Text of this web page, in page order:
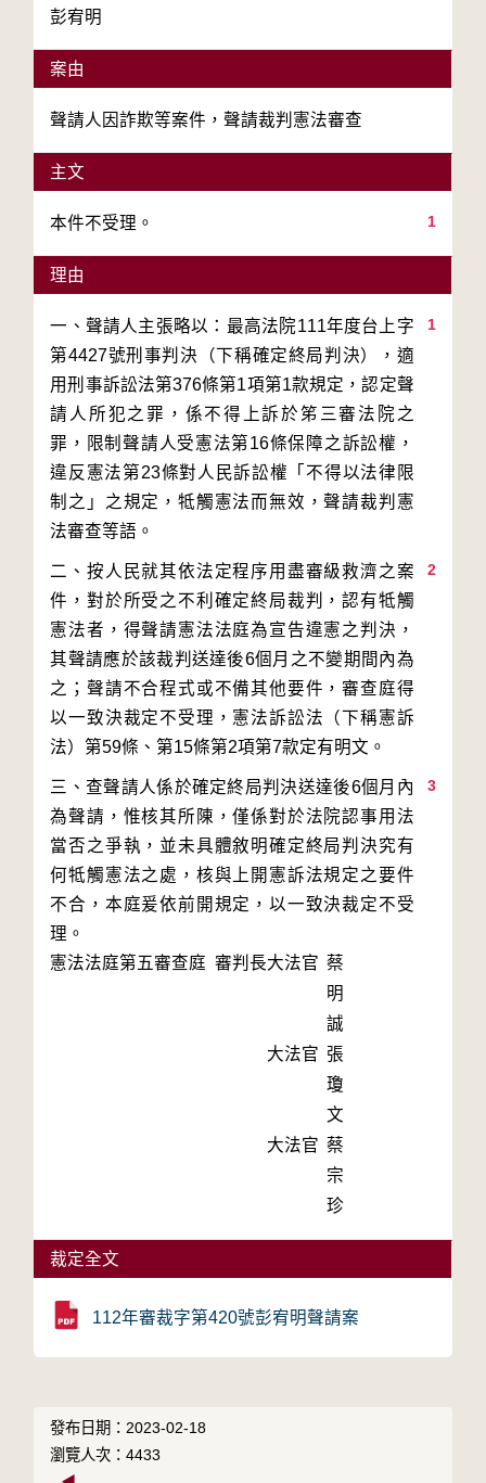
彭宥明
案由
聲請人因詐欺等案件，聲請裁判憲法審查
主文
1
本件不受理。
理由
1
一、聲請人主張略以：最高法院111年度台上字
第4427號刑事判決（下稱確定終局判決），適
用刑事訴訟法第376條第1項第1款規定，認定聲
請人所犯之罪，係不得上訴於笫三審法院之
罪，限制聲請人受憲法第16條保障之訴訟權，
違反憲法第23條對人民訴訟權「不得以法律限
制之」之規定，牴觸憲法而無效，聲請裁判憲
2
二、按人民就其依法定程序用盡審級救濟之案
件，對於所受之不利確定終局裁判，認有牴觸
憲法者，得聲請憲法法庭為宣告違憲之判決，
其聲請應於該裁判送達後6個月之不變期間內為
之；聲請不合程式或不備其他要件，審查庭得
以一致決裁定不受理，憲法訴訟法（下稱憲訴
3
三、查聲請人係於確定終局判決送達後6個月內
為聲請，惟核其所陳，僅係對於法院認事用法
當否之爭執，並未具體敘明確定終局判決究有
何牴觸憲法之處，核與上開憲訴法規定之要件
不合，本庭爰依前開規定，以一致決裁定不受
理。
憲法法庭第五審查庭 審判長大法官 蔡
明
誠
大法官 張
瓊
文
大法官 蔡
宗
珍
裁定全文
112年審裁字第420號彭宥明聲請案
發布日期：2023-02-18
瀏覽人次：4433